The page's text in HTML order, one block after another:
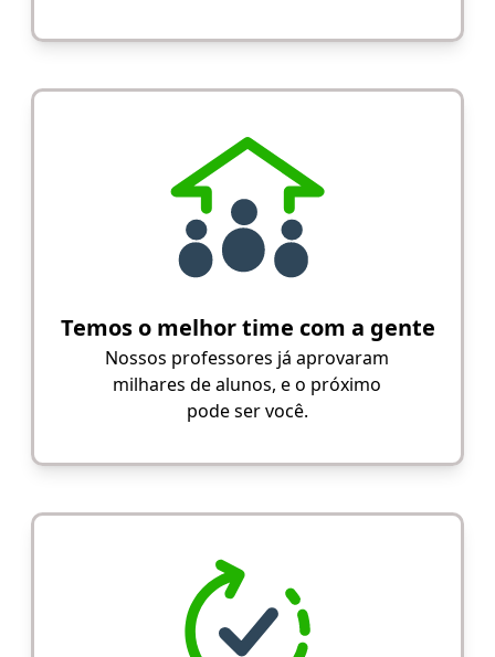
Temos o melhor time com a gente
Nossos professores já aprovaram
milhares de alunos, e o próximo
pode ser você.